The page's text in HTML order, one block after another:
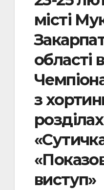
місті
області
з
розділах
виступ»